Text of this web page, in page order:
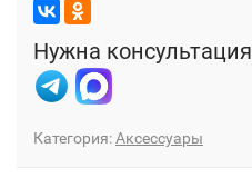
Нужна
Категория:Аксессуары